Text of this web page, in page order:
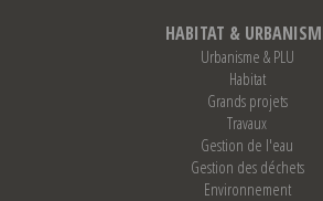
HABITAT &
Urbanisme & PLU
Habitat
Grands projets
Travaux
Gestion de l'eau
Gestion des déchets
Environnement